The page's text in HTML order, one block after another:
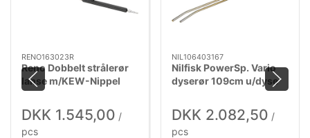
RENO163023R
Reno Dobbelt strålerør
lanse m/KEW-Nippel
DKK 1.545,00 /
pcs
NIL106403167
Nilfisk PowerSp. Vario
dyserør 109cm u/dyse
DKK 2.082,50 /
pcs